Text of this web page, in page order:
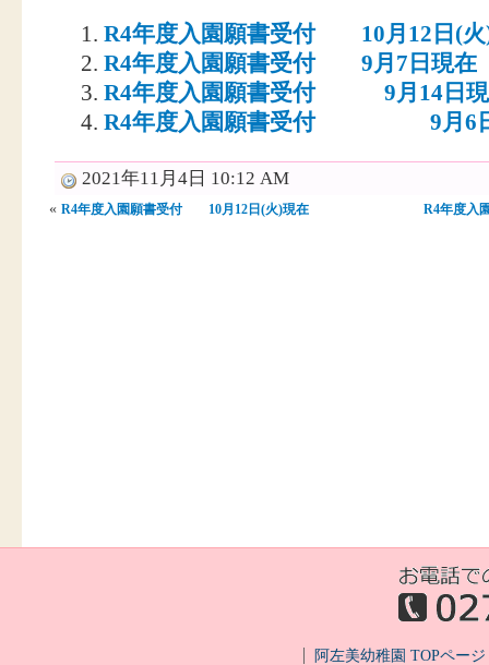
R4年度入園願書受付 10月12日(火
R4年度入園願書受付 9月7日現在
R4年度入園願書受付 9月14日
R4年度入園願書受付 9月6
2021年11月4日 10:12 AM
« R4年度入園願書受付 10月12日(火)現在 R4年度入
阿左美幼稚園 TOPページ